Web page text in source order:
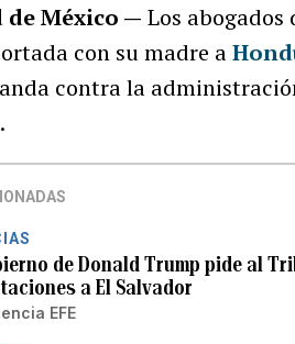
de México — Los abogados
con su madre a
contra la
.
de Donald Trump pide al
a El Salvador
EFE